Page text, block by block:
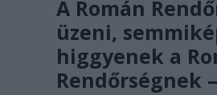
A Román
üzeni,
higgyenek a
Rendőrségnek